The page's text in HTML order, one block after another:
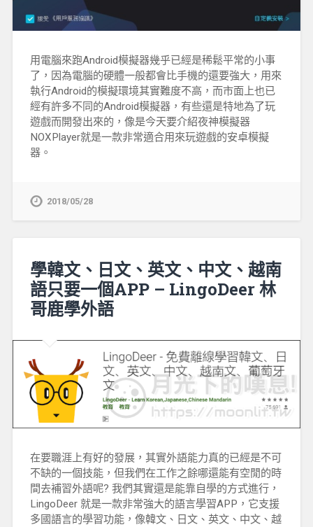
用電腦來跑Android模擬器幾乎已經是稀鬆平常的小事
了，因為電腦的硬體一般都會比手機的還要強大，用來
執行Android的模擬環境其實難度不高，而市面上也已
經有許多不同的Android模擬器，有些還是特地為了玩
遊戲而開發出來的，像是今天要介紹夜神模擬器
NOXPlayer就是一款非常適合用來玩遊戲的安卓模擬
器。
2018/05/28
學韓文、日文、英文、中文、越南
語只要一個APP – LingoDeer 林
哥鹿學外語
在要職涯上有好的發展，其實外語能力真的已經是不可
不缺的一個技能，但我們在工作之餘哪還能有空閒的時
間去補習外語呢? 我們其實還是能靠自學的方式進行，
LingoDeer 就是一款非常強大的語言學習APP，它支援
多國語言的學習功能，像韓文、日文、英文、中文、越